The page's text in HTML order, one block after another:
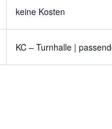
keine Kosten
KC – Turnhalle |